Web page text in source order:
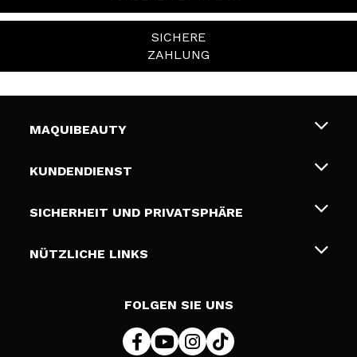
SICHERE
ZAHLUNG
MAQUIBEAUTY
Über uns
Geschenkkarten
KUNDENDIENST
Liefer- und Versandkosten
Zahlung
SICHERHEIT UND PRIVATSPHÄRE
Bedingungen und Datenschutz
NÜTZLICHE LINKS
FOLGEN SIE UNS